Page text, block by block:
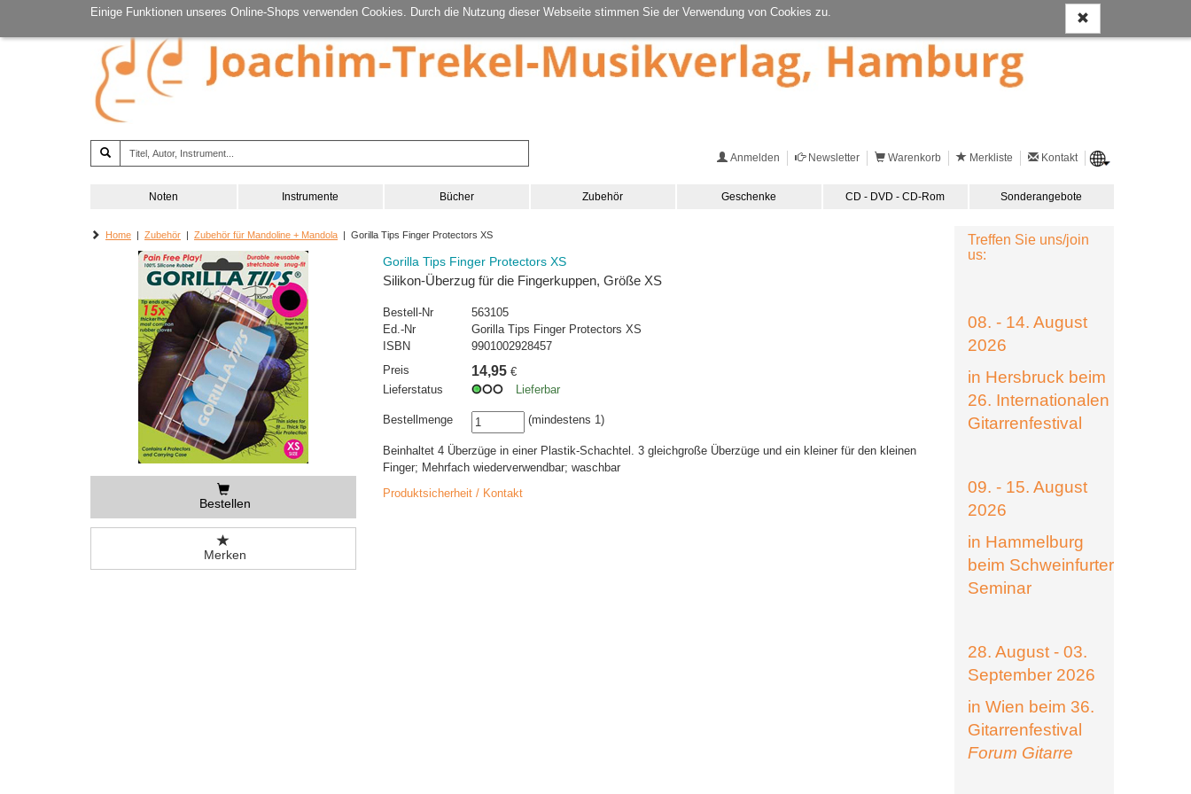
Einige Funktionen unseres Online-Shops verwenden Cookies. Durch die Nutzung dieser Webseite stimmen Sie der Verwendung von Cookies zu.
Anmelden Newsletter Warenkorb Merkliste Kontakt
Noten Instrumente Bücher Zubehör Geschenke CD - DVD - CD-Rom Sonderangebote
Home | Zubehör | Zubehör für Mandoline + Mandola | Gorilla Tips Finger Protectors XS
Bestellen
Merken
Gorilla Tips Finger Protectors XS
Silikon-Überzug für die Fingerkuppen, Größe XS
Bestell-Nr
563105
Ed.-Nr
Gorilla Tips Finger Protectors XS
ISBN
9901002928457
Preis
14,95 €
Lieferstatus
Lieferbar
Bestellmenge (mindestens 1)
Beinhaltet 4 Überzüge in einer Plastik-Schachtel. 3 gleichgroße Überzüge und ein kleiner für den kleinen
Finger; Mehrfach wiederverwendbar; waschbar
Produktsicherheit / Kontakt
Treffen Sie uns/join
us:
08. - 14. August
2026
in Hersbruck beim
26. Internationalen
Gitarrenfestival
09. - 15. August
2026
in Hammelburg
beim Schweinfurter
Seminar
28. August - 03.
September 2026
in Wien beim 36.
Gitarrenfestival
Forum Gitarre